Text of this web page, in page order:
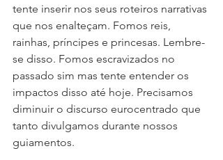
tente inserir nos seus roteiros narrativas
que nos enalteçam. Fomos reis,
rainhas, príncipes e princesas. Lembre-
se disso. Fomos escravizados no
passado sim mas tente entender os
impactos disso até hoje. Precisamos
diminuir o discurso eurocentrado que
tanto divulgamos durante nossos
guiamentos.